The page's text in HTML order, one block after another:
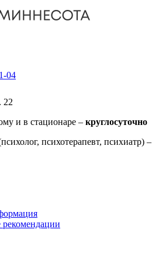
04
22
и в стационаре – круглосуточно
психотерапевт, психиатр) –